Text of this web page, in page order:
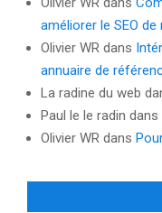
améliorer le SEO
Olivier WR dans
annuaire de
La radine du web
Paul le le radin dans
Olivier WR dans